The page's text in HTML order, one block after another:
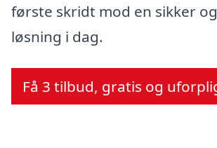
første skridt mod en sikker
løsning i dag.
Få 3 tilbud, gratis og